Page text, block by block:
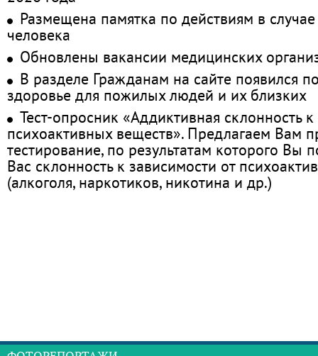
Размещена памятка по действиям в
человека
Обновлены вакансии медицинских
В разделе Гражданам на сайте появился
здоровье для пожилых людей и их близких
Тест-опросник «Аддиктивная склонность
психоактивных веществ». Предлагаем Вам
тестирование, по результатам которого Вы
Вас склонность к зависимости от
(алкоголя, наркотиков, никотина и др.)